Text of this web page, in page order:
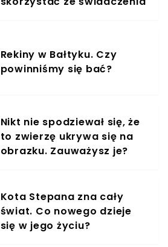
Rekiny w Bałtyku. Czy
powinniśmy się bać?
Nikt nie spodziewał się, że
to zwierzę ukrywa się na
obrazku. Zauważysz je?
Kota Stepana zna cały
świat. Co nowego dzieje
się w jego życiu?